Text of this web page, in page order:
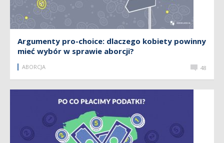
Argumenty pro-choice: dlaczego kobiety powinny
mieć wybór w sprawie aborcji?
ABORCJA 48